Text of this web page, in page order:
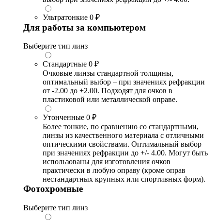
Ультратонкие 0 ₽
Для работы за компьютером
Выберите тип линз
Стандартные 0 ₽
Очковые линзы стандартной толщины,
оптимальный выбор – при значениях рефракции
от -2.00 до +2.00. Подходят для очков в
пластиковой или металлической оправе.
Утонченные 0 ₽
Более тонкие, по сравнению со стандартными,
линзы из качественного материала с отличными
оптическими свойствами. Оптимальный выбор
при значениях рефракции до +/- 4.00. Могут быть
использованы для изготовления очков
практически в любую оправу (кроме оправ
нестандартных крупных или спортивных форм).
Фотохромные
Выберите тип линз